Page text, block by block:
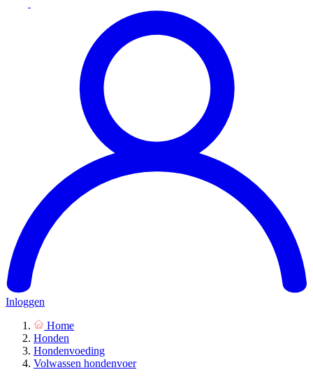
Inloggen
Home
Honden
Hondenvoeding
Volwassen hondenvoer